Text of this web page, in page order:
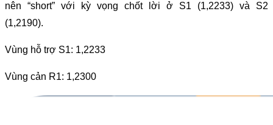
nên “short” với kỳ vọng chốt lời ở S1 (1,2233) và S2
(1,2190).
Vùng hỗ trợ S1: 1,2233
Vùng cản R1: 1,2300